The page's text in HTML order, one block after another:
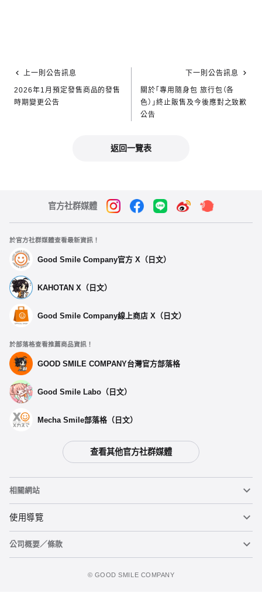
上一則公告訊息
2026年1月預定發售商品的發售
時期變更公告
下一則公告訊息
關於「專用隨身包 旅行包（各
色）」終止販售及今後應對之致歉
公告
返回一覽表
官方社群媒體
於官方社群媒體查看最新資訊！
Good Smile Company官方 X（日文）
KAHOTAN X（日文）
Good Smile Company線上商店 X（日文）
於部落格查看推薦商品資訊！
GOOD SMILE COMPANY台灣官方部落格
Good Smile Labo（日文）
Mecha Smile部落格（日文）
查看其他官方社群媒體
相關網站
黏土人
黏土人臉部製造機（英文）
使用導覽
重要公告
公司概要／條款
©️ GOOD SMILE COMPANY